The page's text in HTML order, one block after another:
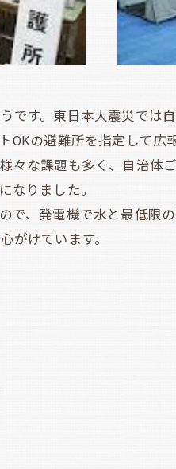
す。東日本大震災では
の避難所を指定して広
々な課題も多く、自治体
なりました。
、発電機で水と最低限
がけています。